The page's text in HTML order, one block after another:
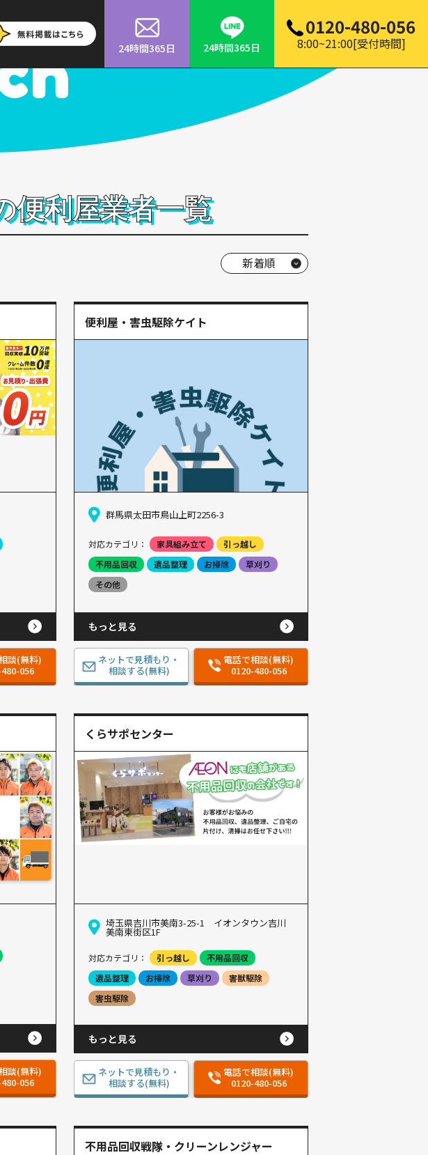
24時間365日
24時間365日
0120-480-056
8:00~21:00[受付時間]
便利屋業者一覧
談(無料)
056
便利屋・害虫駆除ケイト
群馬県太田市鳥山上町2256-3
対応カテゴリ： 家具組み立て
引っ越し
不用品回収
遺品整理 お掃除
草刈り
その他
もっと見る
ネットで見積もり・
相談する(無料)
電話で相談(無料)
0120-480-056
談(無料)
056
くらサポセンター
埼玉県吉川市美南3-25-1 イオンタウン吉川
美南東街区1F
対応カテゴリ： 引っ越し
不用品回収
遺品整理
お掃除 草刈り
害獣駆除
害虫駆除
もっと見る
ネットで見積もり・
相談する(無料)
電話で相談(無料)
0120-480-056
不用品回収戦隊・クリーンレンジャー